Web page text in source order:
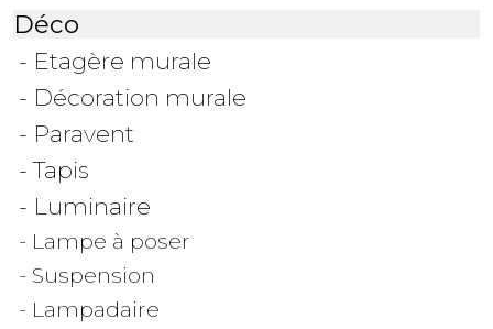
Déco
- Etagère murale
- Décoration murale
- Paravent
- Tapis
- Luminaire
- Lampe à poser
- Suspension
- Lampadaire